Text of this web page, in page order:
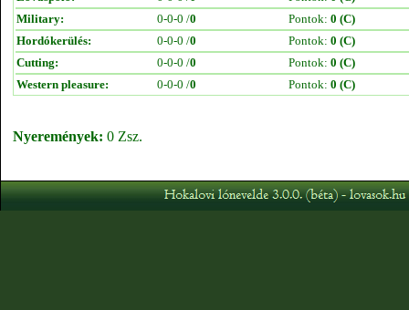
Military:
0-0-0 /0 Pontok: 0 (C)
Hordókerülés:
0-0-0 /0 Pontok: 0 (C)
Cutting:
0-0-0 /0 Pontok: 0 (C)
Western pleasure:
0-0-0 /0 Pontok: 0 (C)
Nyeremények: 0 Zsz.